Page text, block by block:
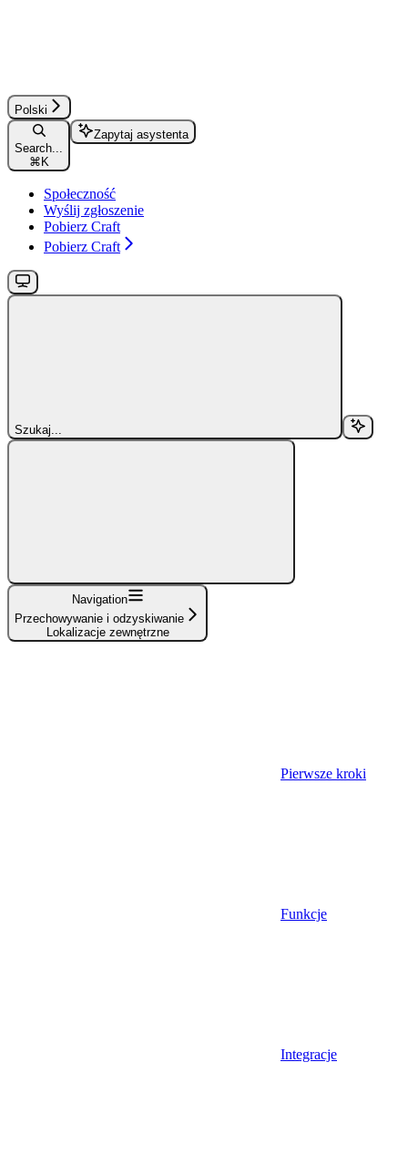
Polski
Search...
⌘K
Zapytaj asystenta
Społeczność
Wyślij zgłoszenie
Pobierz Craft
Pobierz Craft
Szukaj...
Navigation
Przechowywanie i odzyskiwanie
Lokalizacje zewnętrzne
Pierwsze kroki
Funkcje
Integracje